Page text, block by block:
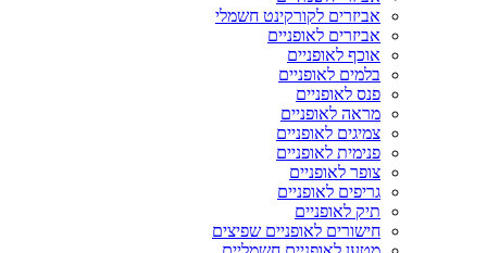
אביזרים לקורקינט חשמלי
אביזרים לאופניים
אוכף לאופניים
בלמים לאופניים
פנס לאופניים
מראה לאופניים
צמיגים לאופניים
פנימית לאופניים
צופר לאופניים
גריפים לאופניים
תיק לאופניים
חישורים לאופניים שפיצים